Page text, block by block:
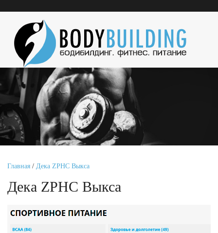
Главная / Дека ZPHC Выкса
Дека ZPHC Выкса